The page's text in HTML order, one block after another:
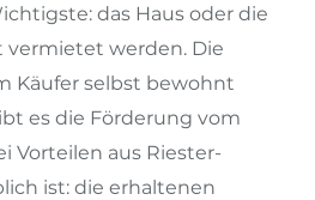
das Haus oder die
werden. Die
Käufer selbst bewohnt
es die Förderung vom
Vorteilen aus Riester-
ist: die erhaltenen